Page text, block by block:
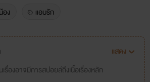
อง แอบรัก
แสดง
เรื่องอาจมีการสปอยล์ถึงเนื้อเรื่องหลัก